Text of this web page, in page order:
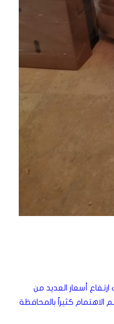
أسعار العديد من
الاهتمام كثيراً بالمحافظة